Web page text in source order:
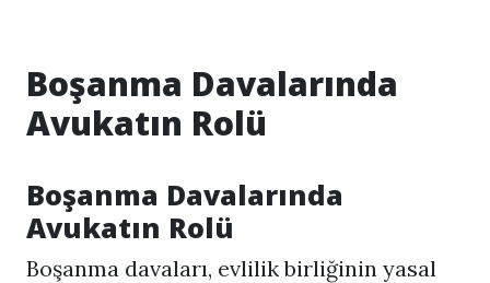
Boşanma Davalarında
Avukatın Rolü
Boşanma Davalarında
Avukatın Rolü
Boşanma davaları, evlilik birliğinin yasal